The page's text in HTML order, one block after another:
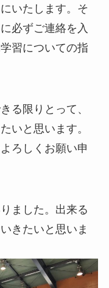
いたします。そ
必ずご連絡を入
習についての指
る限りとって、
いと思います。
ろしくお願い申
ました。出来る
きたいと思いま